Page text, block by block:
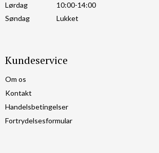
Lørdag
10:00-14:00
Søndag
Lukket
Kundeservice
Om os
Kontakt
Handelsbetingelser
Fortrydelsesformular